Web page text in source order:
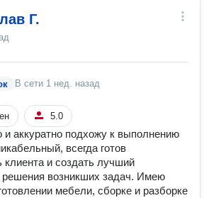
Г.
В сети 1 нед. назад
5.0
и аккуратно подхожу к выполнению
всегда готов
клиента и создать лучший
возникших задач. Имею
мебели, сборке и разборке